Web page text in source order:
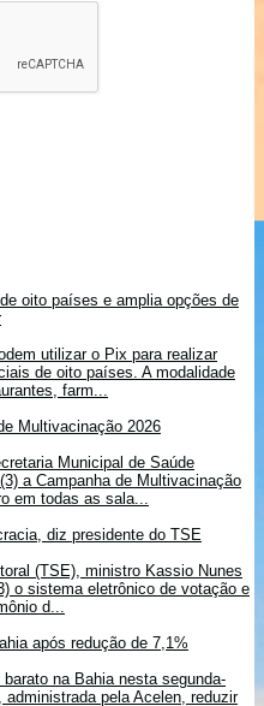
oito países e amplia opções de
utilizar o Pix para realizar
de oito países. A modalidade
farm...
Multivacinação 2026
Municipal de Saúde
a Campanha de Multivacinação
em todas as sala...
diz presidente do TSE
(TSE), ministro Kassio Nunes
o sistema eletrônico de votação e
d...
após redução de 7,1%
na Bahia nesta segunda-
pela Acelen, reduzir